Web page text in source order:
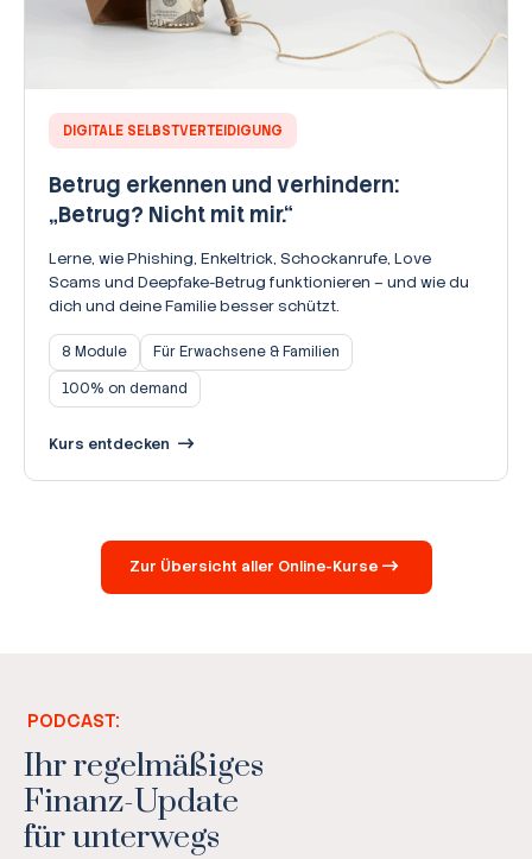
DIGITALE SELBSTVERTEIDIGUNG
Betrug erkennen und verhindern:
„Betrug? Nicht mit mir.“
Lerne, wie Phishing, Enkeltrick, Schockanrufe, Love
Scams und Deepfake-Betrug funktionieren – und wie du
dich und deine Familie besser schützt.
8 Module
Für Erwachsene & Familien
100% on demand
Kurs entdecken
Zur Übersicht aller Online-Kurse
PODCAST:
Ihr regelmäßiges
Finanz-Update
für unterwegs